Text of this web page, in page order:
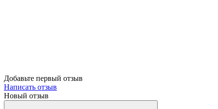
Добавьте первый отзыв
Написать отзыв
Новый отзыв